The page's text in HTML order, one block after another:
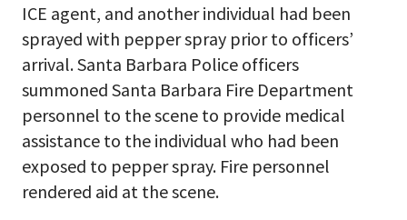
ICE agent, and another individual had been
sprayed with pepper spray prior to officers’
arrival. Santa Barbara Police officers
summoned Santa Barbara Fire Department
personnel to the scene to provide medical
assistance to the individual who had been
exposed to pepper spray. Fire personnel
rendered aid at the scene.